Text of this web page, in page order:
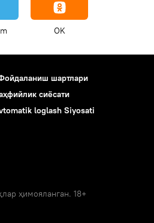
OK
шартлари
сиёсати
loglash Siyosati
ҳимояланган. 18+